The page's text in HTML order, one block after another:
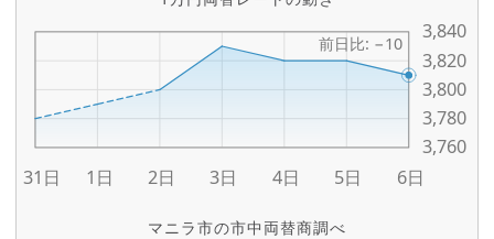
マニラ市の市中両替商調べ